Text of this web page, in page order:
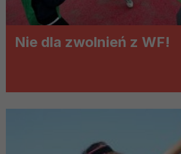
Nie dla zwolnień z WF!